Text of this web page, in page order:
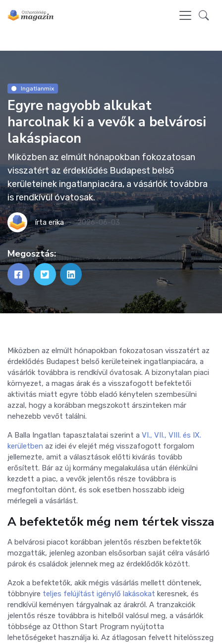
Ingatlanmix
Egyre nagyobb alkukat
harcolnak ki a vevők a belvárosi
lakáspiacon
Miközben az elmúlt hónapokban fokozatosan
visszatért az érdeklődés Budapest belső
kerületeinek ingatlanpiacára, a vásárlók továbbra
is rendkívül óvatosak.
írta erika 2026-06-03
Megosztás:
Miközben az elmúlt hónapokban fokozatosan visszatért az
érdeklődés Budapest belső kerületeinek ingatlanpiacára, a
vásárlók továbbra is rendkívül óvatosak. A bizonytalan piaci
környezet, a magas árak és a visszafogott befektetői
aktivitás miatt egyre több eladó kénytelen szembesülni
azzal, hogy a korábban megszokott árszinteken már
nehezebb vevőt találni.
A Balla Ingatlan tapasztalatai szerint a VI., VII., VIII. és IX.
kerületben az idei év elejét még visszafogott forgalom
jellemezte, amit a választások előtti kivárás tovább
erősített. Bár az új kormány megalakulása után élénkülni
kezdett a piac, a vevők jelentős része továbbra is
megfontoltan dönt, és sok esetben hosszabb ideig
mérlegeli a vásárlást.
A befektetők még nem tértek vissza
A belvárosi piacot korábban jelentős részben befektetők
mozgatták, jelenleg azonban elsősorban saját célra vásárló
párok és családok jelennek meg az érdeklődők között.
Azok a befektetők, akik mégis vásárlás mellett döntenek,
többnyire teljes felújítást igénylő lakásokat keresnek, és
rendkívül keményen tárgyalnak az árakról. A tranzakciók
jelentős része továbbra is hitelből valósul meg, a vásárlók
többsége az Otthon Start Program nyújtotta
lehetőségeket használja ki. Az átlagosan felvett hitelösszeg